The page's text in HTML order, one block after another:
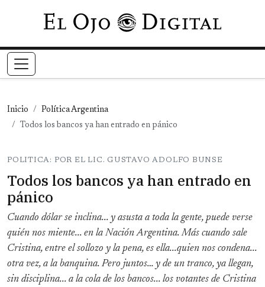
Pasar al contenido principal
Inicio
Política Argentina
Todos los bancos ya han entrado en pánico
POLITICA: POR EL LIC. GUSTAVO ADOLFO BUNSE
Todos los bancos ya han entrado en
pánico
Cuando dólar se inclina... y asusta a toda la gente, puede verse
quién nos miente... en la Nación Argentina. Más cuando sale
Cristina, entre el sollozo y la pena, es ella...quien nos condena...
otra vez, a la banquina. Pero juntos… y de un tranco, ya llegan,
sin disciplina... a la cola de los bancos... los votantes de Cristina